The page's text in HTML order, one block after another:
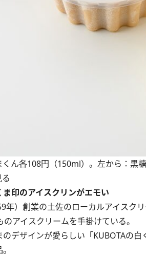
くん各108円（150ml）。左から：黒
印のアイスクリンがエモい
年）創業の土佐のローカルアイスク
アイスクリームを手掛けている。
デザインが愛らしい「KUBOTAの